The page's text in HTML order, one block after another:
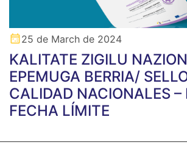
25 de March de 2024
KALITATE ZIGILU
EPEMUGA BERRIA/
CALIDAD NACIONALES –
FECHA LÍMITE